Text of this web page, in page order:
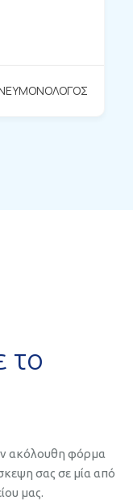
το
ακόλουθη φόρμα
σας σε μία από
μας.